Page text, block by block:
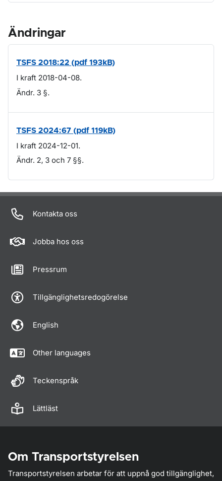
Ändringar
TSFS 2018:22 (pdf 193kB)
I kraft 2018-04-08.
Ändr. 3 §.
TSFS 2024:67 (pdf 119kB)
I kraft 2024-12-01.
Ändr. 2, 3 och 7 §§.
Om sidan
Kontakta oss
Jobba hos oss
Pressrum
Tillgänglighetsredogörelse
English
Other languages
Teckenspråk
Lättläst
Om Transportstyrelsen
Transportstyrelsen arbetar för att uppnå god tillgänglighet,